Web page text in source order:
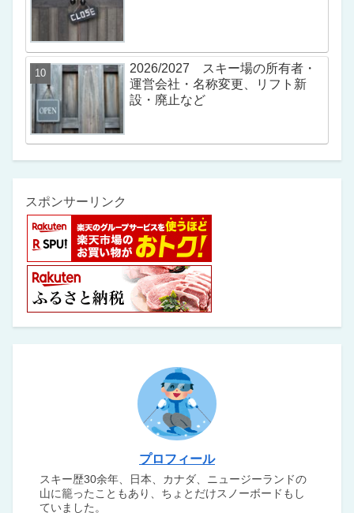
2026/2027 スキー場の所有者・
運営会社・名称変更、リフト新
設・廃止など
スポンサーリンク
プロフィール
スキー歴30余年、日本、カナダ、ニュージーランドの
山に籠ったこともあり、ちょとだけスノーボードもし
ていました。